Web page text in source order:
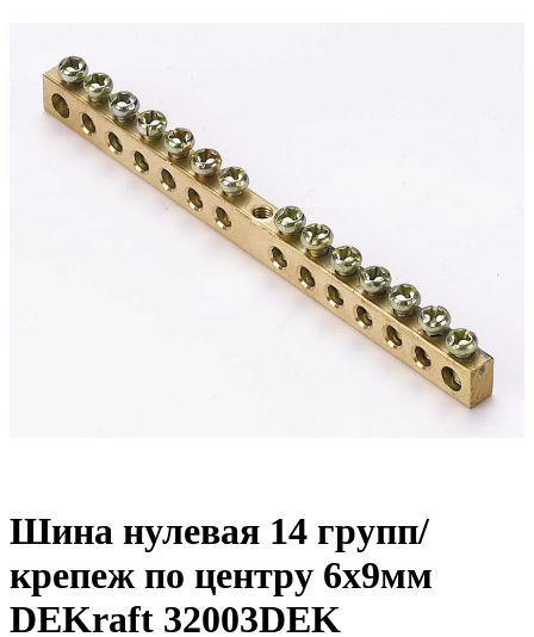
Шина нулевая 14 групп/
крепеж по центру 6х9мм
DEKraft 32003DEK